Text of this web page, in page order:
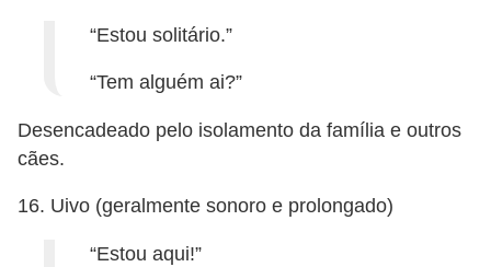
“Estou solitário.”
“Tem alguém ai?”
Desencadeado pelo isolamento da família e outros
cães.
16. Uivo (geralmente sonoro e prolongado)
“Estou aqui!”